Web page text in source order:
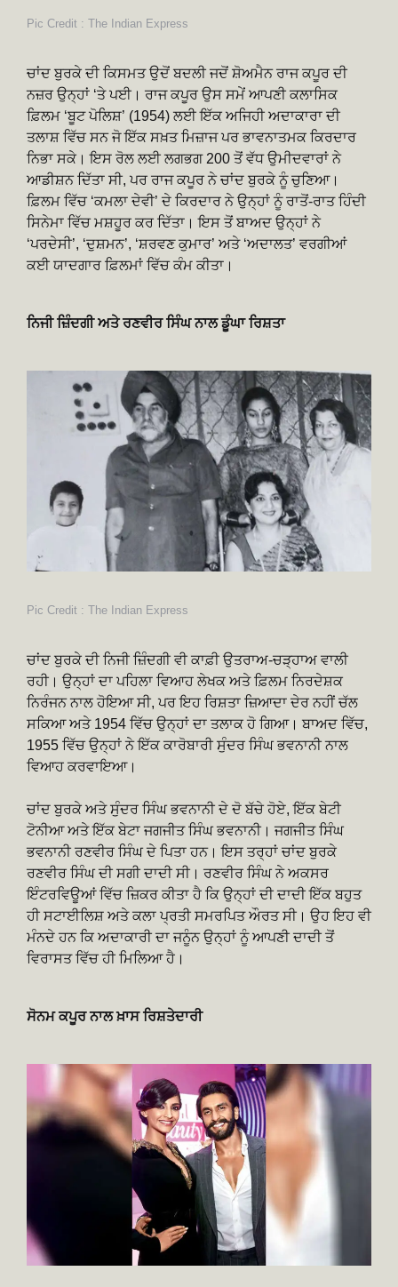
Pic Credit : The Indian Express
ਚਾਂਦ ਬੁਰਕੇ ਦੀ ਕਿਸਮਤ ਉਦੋਂ ਬਦਲੀ ਜਦੋਂ ਸ਼ੋਅਮੈਨ ਰਾਜ ਕਪੂਰ ਦੀ
ਨਜ਼ਰ ਉਨ੍ਹਾਂ ‘ਤੇ ਪਈ। ਰਾਜ ਕਪੂਰ ਉਸ ਸਮੇਂ ਆਪਣੀ ਕਲਾਸਿਕ
ਫ਼ਿਲਮ ‘ਬੂਟ ਪੋਲਿਸ਼’ (1954) ਲਈ ਇੱਕ ਅਜਿਹੀ ਅਦਾਕਾਰਾ ਦੀ
ਤਲਾਸ਼ ਵਿੱਚ ਸਨ ਜੋ ਇੱਕ ਸਖ਼ਤ ਮਿਜ਼ਾਜ ਪਰ ਭਾਵਨਾਤਮਕ ਕਿਰਦਾਰ
ਨਿਭਾ ਸਕੇ। ਇਸ ਰੋਲ ਲਈ ਲਗਭਗ 200 ਤੋਂ ਵੱਧ ਉਮੀਦਵਾਰਾਂ ਨੇ
ਆਡੀਸ਼ਨ ਦਿੱਤਾ ਸੀ, ਪਰ ਰਾਜ ਕਪੂਰ ਨੇ ਚਾਂਦ ਬੁਰਕੇ ਨੂੰ ਚੁਣਿਆ।
ਫ਼ਿਲਮ ਵਿੱਚ ‘ਕਮਲਾ ਦੇਵੀ’ ਦੇ ਕਿਰਦਾਰ ਨੇ ਉਨ੍ਹਾਂ ਨੂੰ ਰਾਤੋਂ-ਰਾਤ ਹਿੰਦੀ
ਸਿਨੇਮਾ ਵਿੱਚ ਮਸ਼ਹੂਰ ਕਰ ਦਿੱਤਾ। ਇਸ ਤੋਂ ਬਾਅਦ ਉਨ੍ਹਾਂ ਨੇ
‘ਪਰਦੇਸੀ’, ‘ਦੁਸ਼ਮਨ’, ‘ਸ਼ਰਵਣ ਕੁਮਾਰ’ ਅਤੇ ‘ਅਦਾਲਤ’ ਵਰਗੀਆਂ
ਕਈ ਯਾਦਗਾਰ ਫ਼ਿਲਮਾਂ ਵਿੱਚ ਕੰਮ ਕੀਤਾ।
ਨਿਜੀ ਜ਼ਿੰਦਗੀ ਅਤੇ ਰਣਵੀਰ ਸਿੰਘ ਨਾਲ ਡੂੰਘਾ ਰਿਸ਼ਤਾ
Pic Credit : The Indian Express
ਚਾਂਦ ਬੁਰਕੇ ਦੀ ਨਿਜੀ ਜ਼ਿੰਦਗੀ ਵੀ ਕਾਫ਼ੀ ਉਤਰਾਅ-ਚੜ੍ਹਾਅ ਵਾਲੀ
ਰਹੀ। ਉਨ੍ਹਾਂ ਦਾ ਪਹਿਲਾ ਵਿਆਹ ਲੇਖਕ ਅਤੇ ਫ਼ਿਲਮ ਨਿਰਦੇਸ਼ਕ
ਨਿਰੰਜਨ ਨਾਲ ਹੋਇਆ ਸੀ, ਪਰ ਇਹ ਰਿਸ਼ਤਾ ਜ਼ਿਆਦਾ ਦੇਰ ਨਹੀਂ ਚੱਲ
ਸਕਿਆ ਅਤੇ 1954 ਵਿੱਚ ਉਨ੍ਹਾਂ ਦਾ ਤਲਾਕ ਹੋ ਗਿਆ। ਬਾਅਦ ਵਿੱਚ,
1955 ਵਿੱਚ ਉਨ੍ਹਾਂ ਨੇ ਇੱਕ ਕਾਰੋਬਾਰੀ ਸੁੰਦਰ ਸਿੰਘ ਭਵਨਾਨੀ ਨਾਲ
ਵਿਆਹ ਕਰਵਾਇਆ।
ਚਾਂਦ ਬੁਰਕੇ ਅਤੇ ਸੁੰਦਰ ਸਿੰਘ ਭਵਨਾਨੀ ਦੇ ਦੋ ਬੱਚੇ ਹੋਏ, ਇੱਕ ਬੇਟੀ
ਟੋਨੀਆ ਅਤੇ ਇੱਕ ਬੇਟਾ ਜਗਜੀਤ ਸਿੰਘ ਭਵਨਾਨੀ। ਜਗਜੀਤ ਸਿੰਘ
ਭਵਨਾਨੀ ਰਣਵੀਰ ਸਿੰਘ ਦੇ ਪਿਤਾ ਹਨ। ਇਸ ਤਰ੍ਹਾਂ ਚਾਂਦ ਬੁਰਕੇ
ਰਣਵੀਰ ਸਿੰਘ ਦੀ ਸਗੀ ਦਾਦੀ ਸੀ। ਰਣਵੀਰ ਸਿੰਘ ਨੇ ਅਕਸਰ
ਇੰਟਰਵਿਊਆਂ ਵਿੱਚ ਜ਼ਿਕਰ ਕੀਤਾ ਹੈ ਕਿ ਉਨ੍ਹਾਂ ਦੀ ਦਾਦੀ ਇੱਕ ਬਹੁਤ
ਹੀ ਸਟਾਈਲਿਸ਼ ਅਤੇ ਕਲਾ ਪ੍ਰਤੀ ਸਮਰਪਿਤ ਔਰਤ ਸੀ। ਉਹ ਇਹ ਵੀ
ਮੰਨਦੇ ਹਨ ਕਿ ਅਦਾਕਾਰੀ ਦਾ ਜਨੂੰਨ ਉਨ੍ਹਾਂ ਨੂੰ ਆਪਣੀ ਦਾਦੀ ਤੋਂ
ਵਿਰਾਸਤ ਵਿੱਚ ਹੀ ਮਿਲਿਆ ਹੈ।
ਸੋਨਮ ਕਪੂਰ ਨਾਲ ਖ਼ਾਸ ਰਿਸ਼ਤੇਦਾਰੀ